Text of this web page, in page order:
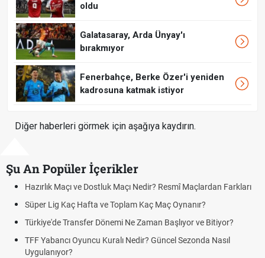
oldu
Galatasaray, Arda Ünyay'ı
bırakmıyor
Fenerbahçe, Berke Özer'i yeniden
kadrosuna katmak istiyor
Diğer haberleri görmek için aşağıya kaydırın.
Şu An Popüler İçerikler
ve Dostluk Maçı Nedir? Resmî Maçlardan Farkları
Kaç Hafta ve Toplam Kaç Maç Oynanır?
Transfer Dönemi Ne Zaman Başlıyor ve Bitiyor?
Oyuncu Kuralı Nedir? Güncel Sezonda Nasıl
Puan
Futbol
Deplasman